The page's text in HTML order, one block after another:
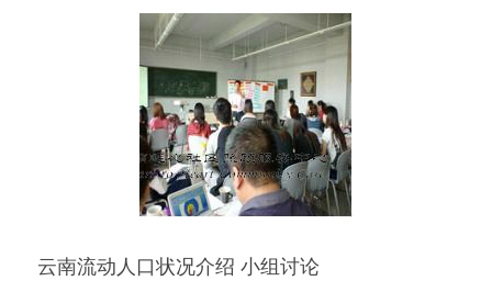
云南流动人口状况介绍 小组讨论